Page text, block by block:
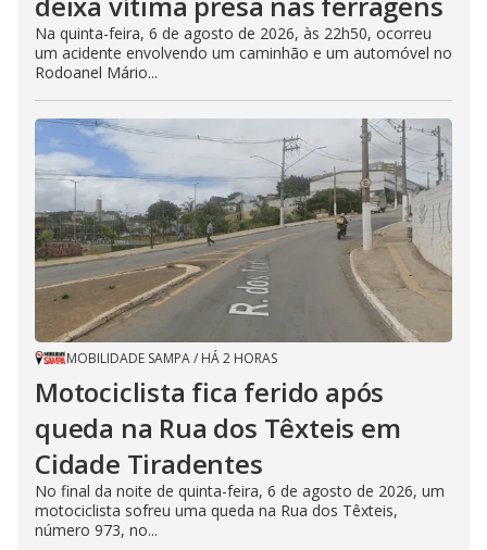
Na quinta-feira, 6 de agosto de 2026, às 22h50, ocorreu
um acidente envolvendo um caminhão e um automóvel no
Rodoanel Mário...
MOBILIDADE SAMPA/ HÁ 2 HORAS
Motociclista fica ferido após
queda na Rua dos Têxteis em
Cidade Tiradentes
No final da noite de quinta-feira, 6 de agosto de 2026, um
motociclista sofreu uma queda na Rua dos Têxteis,
número 973, no...